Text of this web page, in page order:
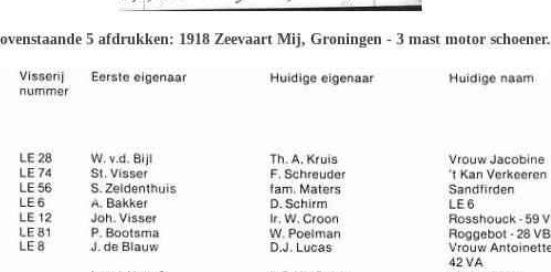
5 afdrukken: 1918 Zeevaart Mij, Groningen - 3 mast motor schoener.